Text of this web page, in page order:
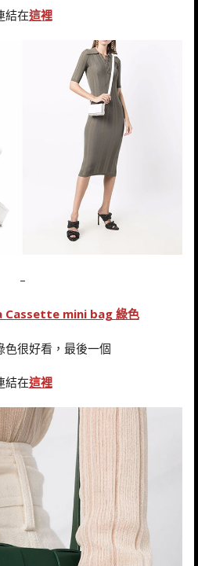
結在這裡
–
mini bag 綠色
色很好看，最後一個
結在這裡